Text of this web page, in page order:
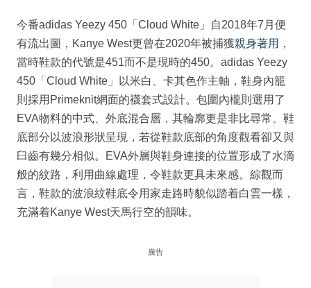
今番adidas Yeezy 450「Cloud White」自2018年7月便
有流出圖，Kanye West更曾在2020年被捕獲親身著用 ，
當時鞋款的代號是451而不是現時的450。adidas Yeezy
450「Cloud White」以米白、卡其色作主軸，鞋身內籠
則採用Primeknit網面的襪套式設計。包圍內櫳則選用了
EVA物料的中式、外底混合層，其輪廓更是非比尋常。鞋
底部分以波浪形狀呈現，若從鞋款底部的角度觀看卻又與
臼齒有幾分相似。EVA外層與鞋身連接的位置形成了水滴
般的紋路，利用曲線處理，令鞋款更具未來感。綜觀而
言，鞋款的波浪紋鞋底令用家走路時貌似踏着白雲一樣，
充滿着Kanye West天馬行空的韻味。
廣告